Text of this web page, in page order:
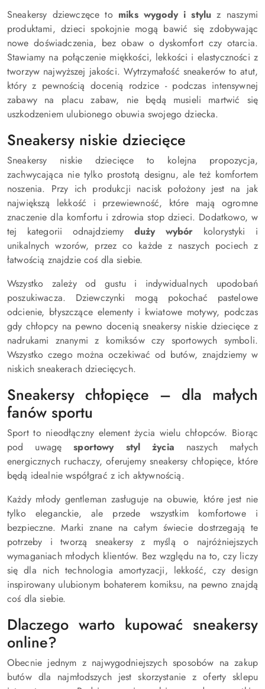
Sneakersy dziewczęce to miks wygody i stylu z naszymi
produktami, dzieci spokojnie mogą bawić się zdobywając
nowe doświadczenia, bez obaw o dyskomfort czy otarcia.
Stawiamy na połączenie miękkości, lekkości i elastyczności z
tworzyw najwyższej jakości. Wytrzymałość sneakerów to atut,
który z pewnością docenią rodzice - podczas intensywnej
zabawy na placu zabaw, nie będą musieli martwić się
uszkodzeniem ulubionego obuwia swojego dziecka.
Sneakersy niskie dziecięce
Sneakersy niskie dziecięce to kolejna propozycja,
zachwycająca nie tylko prostotą designu, ale też komfortem
noszenia. Przy ich produkcji nacisk położony jest na jak
największą lekkość i przewiewność, które mają ogromne
znaczenie dla komfortu i zdrowia stop dzieci. Dodatkowo, w
tej kategorii odnajdziemy duży wybór kolorystyki i
unikalnych wzorów, przez co każde z naszych pociech z
łatwością znajdzie coś dla siebie.
Wszystko zależy od gustu i indywidualnych upodobań
poszukiwacza. Dziewczynki mogą pokochać pastelowe
odcienie, błyszczące elementy i kwiatowe motywy, podczas
gdy chłopcy na pewno docenią sneakersy niskie dziecięce z
nadrukami znanymi z komiksów czy sportowych symboli.
Wszystko czego można oczekiwać od butów, znajdziemy w
niskich sneakerach dziecięcych.
Sneakersy chłopięce – dla małych
fanów sportu
Sport to nieodłączny element życia wielu chłopców. Biorąc
pod uwagęsportowy styl życia naszych małych
energicznych ruchaczy, oferujemy sneakersy chłopięce, które
będą idealnie współgrać z ich aktywnością.
Każdy młody gentleman zasługuje na obuwie, które jest nie
tylko eleganckie, ale przede wszystkim komfortowe i
bezpieczne. Marki znane na całym świecie dostrzegają te
potrzeby i tworzą sneakersy z myślą o najróżniejszych
wymaganiach młodych klientów. Bez względu na to, czy liczy
się dla nich technologia amortyzacji, lekkość, czy design
inspirowany ulubionym bohaterem komiksu, na pewno znajdą
coś dla siebie.
Dlaczego warto kupować sneakersy
online?
Obecnie jednym z najwygodniejszych sposobów na zakup
butów dla najmłodszych jest skorzystanie z oferty sklepu